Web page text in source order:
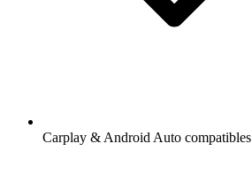
Carplay & Android Auto compatibles